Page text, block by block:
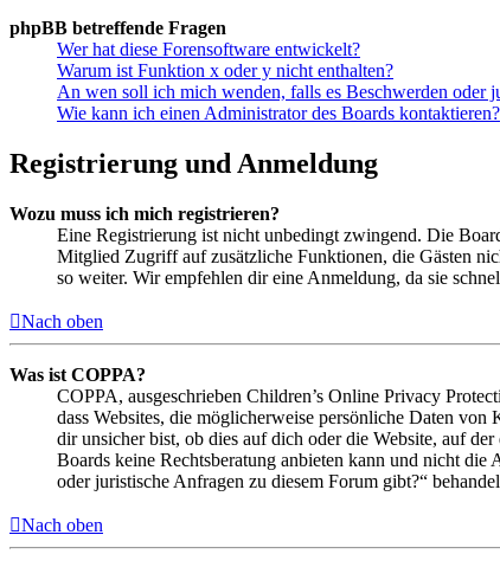
phpBB betreffende Fragen
Wer hat diese Forensoftware entwickelt?
Warum ist Funktion x oder y nicht enthalten?
An wen soll ich mich wenden, falls es Beschwerden oder
Wie kann ich einen Administrator des Boards kontaktieren?
Registrierung und Anmeldung
Wozu muss ich mich registrieren?
Eine Registrierung ist nicht unbedingt zwingend. Die
Mitglied Zugriff auf zusätzliche Funktionen, die Gästen
so weiter. Wir empfehlen dir eine Anmeldung, da sie
Nach oben
Was ist COPPA?
COPPA, ausgeschrieben Children’s Online Privacy
dass Websites, die möglicherweise persönliche Daten
dir unsicher bist, ob dies auf dich oder die Website, auf
Boards keine Rechtsberatung anbieten kann und nicht
oder juristische Anfragen zu diesem Forum gibt?“
Nach oben